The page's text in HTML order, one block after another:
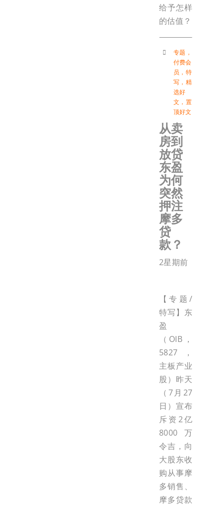
给予怎样
的估值？
专题 ，
付费会
员 ， 特
写 ， 精
选好
文 ， 置
顶好文
从卖
房到
放贷
东盈
为何
突然
押注
摩多
贷
款？
2星期前
【专题/
特写】东
盈
（OIB，
5827，
主板产业
股）昨天
（7月27
日）宣布
斥资2亿
8000万
令吉，向
大股东收
购从事摩
多销售、
摩多贷款